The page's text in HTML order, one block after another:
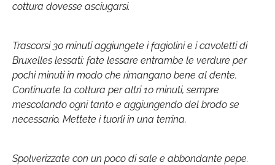
cottura dovesse asciugarsi.
Trascorsi 30 minuti aggiungete i fagiolini e i cavoletti di
Bruxelles lessati: fate lessare entrambe le verdure per
pochi minuti in modo che rimangano bene al dente.
Continuate la cottura per altri 10 minuti, sempre
mescolando ogni tanto e aggiungendo del brodo se
necessario. Mettete i tuorli in una terrina.
Spolverizzate con un poco di sale e abbondante pepe.